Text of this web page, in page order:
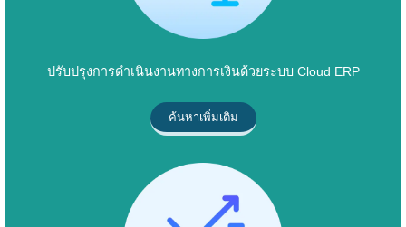
ปรับปรุงการดำเนินงานทางการเงินด้วยระบบ Cloud ERP
ค้นหาเพิ่มเติม